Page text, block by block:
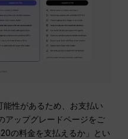
性があるため、お支払い
アップグレードページをご
の料金を支払えるか」とい